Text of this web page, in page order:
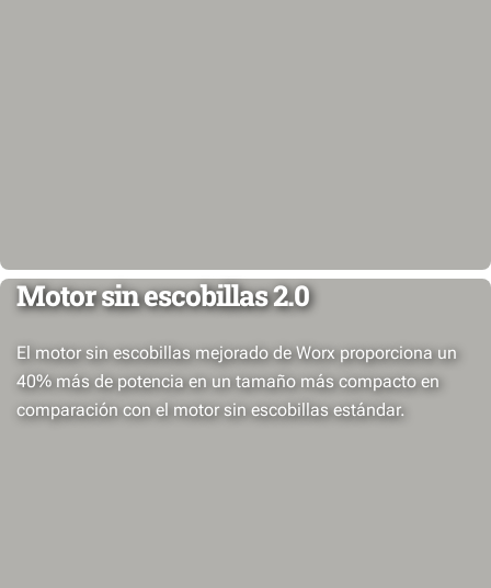
Motor sin escobillas 2.0
El motor sin escobillas mejorado de Worx proporciona un
40% más de potencia en un tamaño más compacto en
comparación con el motor sin escobillas estándar.